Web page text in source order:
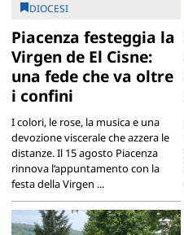
DIOCESI
Piacenza festeggia la
Virgen de El Cisne:
una fede che va oltre
i confini
I colori, le rose, la musica e una
devozione viscerale che azzera le
distanze. Il 15 agosto Piacenza
rinnova l’appuntamento con la
festa della Virgen ...